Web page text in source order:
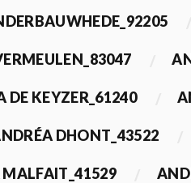
DE KEYZER_61240
DHONT_43522